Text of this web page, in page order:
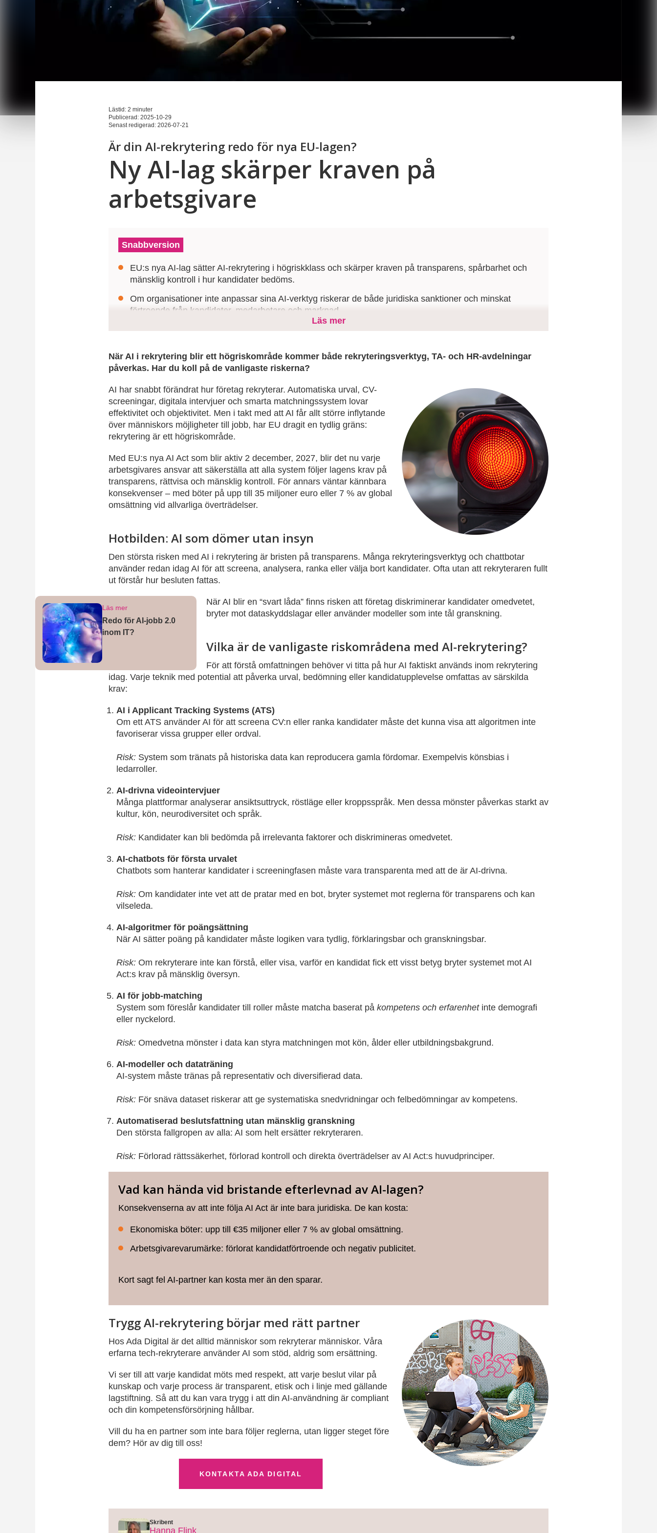
Lästid: 2 minuter
Publicerad: 2025-10-29
Senast redigerad: 2026-07-21
Är din AI-rekrytering redo för nya EU-lagen?
Ny AI-lag skärper kraven på
arbetsgivare
Snabbversion
EU:s nya AI-lag sätter AI-rekrytering i högriskklass och skärper kraven på transparens, spårbarhet och
mänsklig kontroll i hur kandidater bedöms.
Om organisationer inte anpassar sina AI-verktyg riskerar de både juridiska sanktioner och minskat
förtroende från kandidater, medarbetare och marknad.
HR och techledare behöver därför granska sina AI-lösningar, säkra rättvisa beslut och bygga in tydliga
Läs mer
När AI i rekrytering blir ett högriskområde kommer både rekryteringsverktyg, TA- och HR-avdelningar
påverkas. Har du koll på de vanligaste riskerna?
AI har snabbt förändrat hur företag rekryterar. Automatiska urval, CV-
screeningar, digitala intervjuer och smarta matchningssystem lovar
effektivitet och objektivitet. Men i takt med att AI får allt större inflytande
över människors möjligheter till jobb, har EU dragit en tydlig gräns:
rekrytering är ett högriskområde.
Med EU:s nya AI Act som blir aktiv 2 december, 2027, blir det nu varje
arbetsgivares ansvar att säkerställa att alla system följer lagens krav på
transparens, rättvisa och mänsklig kontroll. För annars väntar kännbara
konsekvenser – med böter på upp till 35 miljoner euro eller 7 % av global
omsättning vid allvarliga överträdelser.
Hotbilden: AI som dömer utan insyn
Den största risken med AI i rekrytering är bristen på transparens. Många rekryteringsverktyg och chattbotar
använder redan idag AI för att screena, analysera, ranka eller välja bort kandidater. Ofta utan att rekryteraren fullt
ut förstår hur besluten fattas.
Läs mer
Redo för AI-jobb 2.0
inom IT?
När AI blir en “svart låda” finns risken att företag diskriminerar kandidater omedvetet,
bryter mot dataskyddslagar eller använder modeller som inte tål granskning.
Vilka är de vanligaste riskområdena med AI-rekrytering?
För att förstå omfattningen behöver vi titta på hur AI faktiskt används inom rekrytering
idag. Varje teknik med potential att påverka urval, bedömning eller kandidatupplevelse omfattas av särskilda
krav:
AI i Applicant Tracking Systems (ATS)
Om ett ATS använder AI för att screena CV:n eller ranka kandidater måste det kunna visa att algoritmen inte
favoriserar vissa grupper eller ordval.
Risk: System som tränats på historiska data kan reproducera gamla fördomar. Exempelvis könsbias i
ledarroller.
AI-drivna videointervjuer
Många plattformar analyserar ansiktsuttryck, röstläge eller kroppsspråk. Men dessa mönster påverkas starkt av
kultur, kön, neurodiversitet och språk.
Risk: Kandidater kan bli bedömda på irrelevanta faktorer och diskrimineras omedvetet.
AI-chatbots för första urvalet
Chatbots som hanterar kandidater i screeningfasen måste vara transparenta med att de är AI-drivna.
Risk: Om kandidater inte vet att de pratar med en bot, bryter systemet mot reglerna för transparens och kan
vilseleda.
AI-algoritmer för poängsättning
När AI sätter poäng på kandidater måste logiken vara tydlig, förklaringsbar och granskningsbar.
Risk: Om rekryterare inte kan förstå, eller visa, varför en kandidat fick ett visst betyg bryter systemet mot AI
Act:s krav på mänsklig översyn.
AI för jobb-matching
System som föreslår kandidater till roller måste matcha baserat på kompetens och erfarenhetinte demografi
eller nyckelord.
Risk: Omedvetna mönster i data kan styra matchningen mot kön, ålder eller utbildningsbakgrund.
AI-modeller och dataträning
AI-system måste tränas på representativ och diversifierad data.
Risk: För snäva dataset riskerar att ge systematiska snedvridningar och felbedömningar av kompetens.
Automatiserad beslutsfattning utan mänsklig granskning
Den största fallgropen av alla: AI som helt ersätter rekryteraren.
Risk: Förlorad rättssäkerhet, förlorad kontroll och direkta överträdelser av AI Act:s huvudprinciper.
Vad kan hända vid bristande efterlevnad av AI-lagen?
Konsekvenserna av att inte följa AI Act är inte bara juridiska. De kan kosta:
Ekonomiska böter: upp till €35 miljoner eller 7 % av global omsättning.
Arbetsgivarevarumärke: förlorat kandidatförtroende och negativ publicitet.
Kort sagt fel AI-partner kan kosta mer än den sparar.
Trygg AI-rekrytering börjar med rätt partner
Hos Ada Digital är det alltid människor som rekryterar människor. Våra
erfarna tech-rekryterare använder AI som stöd, aldrig som ersättning.
Vi ser till att varje kandidat möts med respekt, att varje beslut vilar på
kunskap och varje process är transparent, etisk och i linje med gällande
lagstiftning. Så att du kan vara trygg i att din AI-användning är compliant
och din kompetensförsörjning hållbar.
Vill du ha en partner som inte bara följer reglerna, utan ligger steget före
dem? Hör av dig till oss!
KONTAKTA ADA DIGITAL
Skribent
Hanna Flink